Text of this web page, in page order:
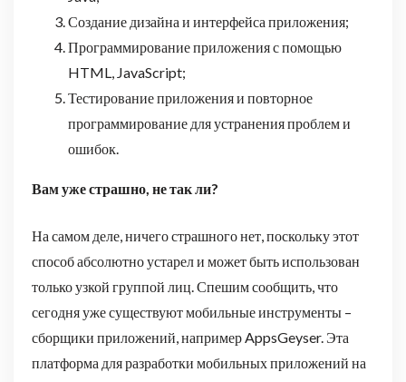
Создание дизайна и интерфейса приложения;
Программирование приложения с помощью
HTML, JavaScript;
Тестирование приложения и повторное
программирование для устранения проблем и
ошибок.
Вам уже страшно, не так ли?
На самом деле, ничего страшного нет, поскольку этот
способ абсолютно устарел и может быть использован
только узкой группой лиц. Спешим сообщить, что
сегодня уже существуют мобильные инструменты –
сборщики приложений, например AppsGeyser. Эта
платформа для разработки мобильных приложений на